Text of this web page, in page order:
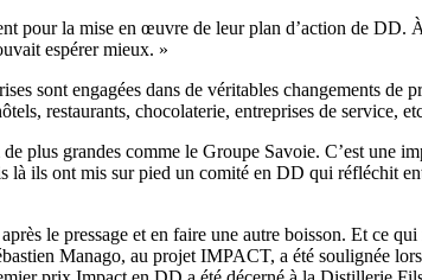
pour la mise en œuvre de leur plan d’action de DD.
espérer mieux. »
sont engagées dans de véritables changements de
restaurants, chocolaterie, entreprises de service,
plus grandes comme le Groupe Savoie. C’est une
ils ont mis sur pied un comité en DD qui réfléchit
le pressage et en faire une autre boisson. Et ce
Manago, au projet IMPACT, a été soulignée